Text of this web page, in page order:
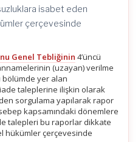
isabet eden
çerçevesinde
Genel Tebliğinin 4’üncü
(uzayan) verilme
bölümde yer alan
taleplerine ilişkin olarak
sorgulama yapılarak rapor
kapsamındaki dönemlere
talepleri bu raporlar dikkate
hükümler çerçevesinde